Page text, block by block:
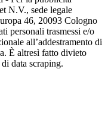
N.V., sede legale
46, 20093 Cologno
personali trasmessi e/o
all’addestramento di
È altresì fatto divieto
data scraping.